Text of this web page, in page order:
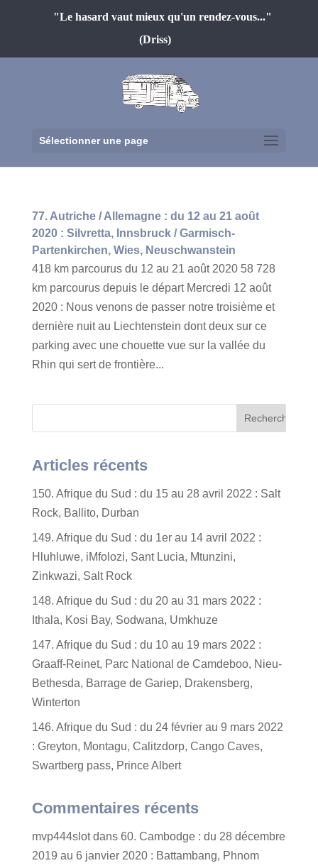
"Le hasard vaut mieux qu'un rendez-vous..."
(Driss)
Sélectionner une page
77. Autriche / Allemagne : du 12 au 21 août
2020 : Silvretta, Innsbruck / Garmisch-
Partenkirchen, Wies, Neuschwanstein
418 km parcourus du 12 au 21 août 2020 58 728
km parcourus depuis le départ Mercredi 12 août
2020 : Nous venons de passer notre troisième et
dernière nuit au Liechtenstein dont deux sur ce
parking avec une chouette vue sur la vallée du
Rhin qui sert de frontière...
Articles récents
150. Afrique du Sud : du 15 au 28 avril 2022 : Salt
Rock, Ballito, Durban
149. Afrique du Sud : du 1er au 14 avril 2022 :
Hluhluwe, iMfolozi, Sant Lucia, Mtunzini,
Zinkwazi, Salt Rock
148. Afrique du Sud : du 20 au 31 mars 2022 :
Ithala, Kosi Bay, Sodwana, Umkhuze
147. Afrique du Sud : du 10 au 19 mars 2022 :
Graaff-Reinet, Parc National de Camdeboo, Nieu-
Bethesda, Barrage de Gariep, Drakensberg,
Winterton
146. Afrique du Sud : du 24 février au 9 mars 2022
: Greyton, Montagu, Calitzdorp, Cango Caves,
Swartberg pass, Prince Albert
Commentaires récents
mvp444slotdans 60. Cambodge : du 28 décembre
2019 au 6 janvier 2020 : Battambang, Phnom